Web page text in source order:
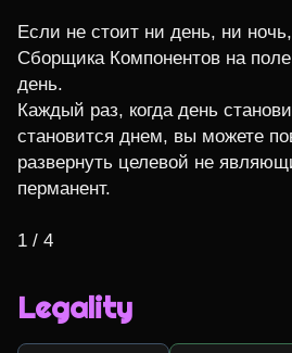
Если не стоит ни день, ни
Сборщика Компонентов на
день.
Каждый раз, когда день
становится днем, вы можете
развернуть целевой не
перманент.
1 / 4
Legality